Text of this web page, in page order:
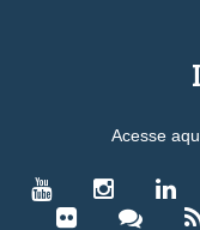
Acesse